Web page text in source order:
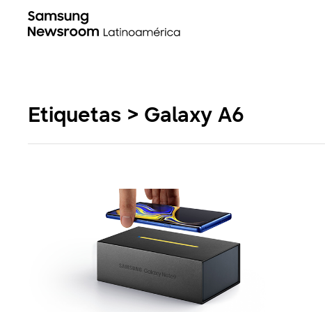
Etiquetas > Galaxy A6